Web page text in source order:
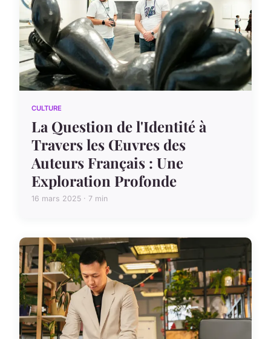
CULTURE
La Question de l'Identité à
Travers les Œuvres des
Auteurs Français : Une
Exploration Profonde
16 mars 2025 · 7 min